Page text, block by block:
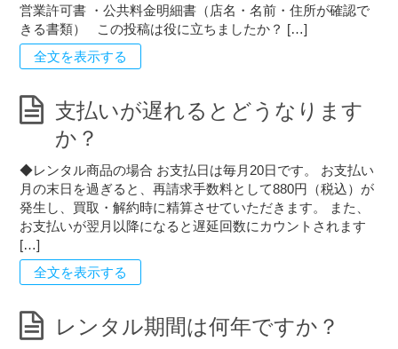
営業許可書 ・公共料金明細書（店名・名前・住所が確認で
きる書類） この投稿は役に立ちましたか？ […]
全文を表示する
支払いが遅れるとどうなります
か？
◆レンタル商品の場合 お支払日は毎月20日です。 お支払い
月の末日を過ぎると、再請求手数料として880円（税込）が
発生し、買取・解約時に精算させていただきます。 また、
お支払いが翌月以降になると遅延回数にカウントされます
[…]
全文を表示する
レンタル期間は何年ですか？